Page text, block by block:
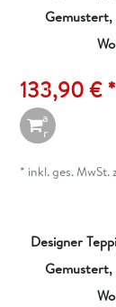
Gemustert,
133,90 € *
I
n
W
a
r
e
n
k
* inkl. ges. MwSt.
Designer
Gemustert,
I